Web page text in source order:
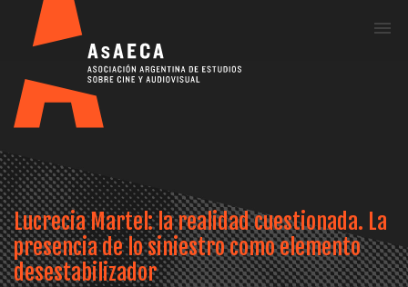
Lucrecia Martel: la realidad cuestionada. La
presencia de lo siniestro como elemento
desestabilizador